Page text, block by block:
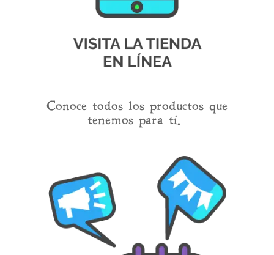
Conoce todos los productos que
tenemos para ti.